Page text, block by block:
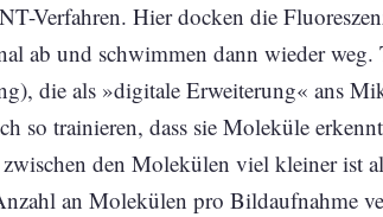
Verfahren. Hier docken die
ab und schwimmen dann wieder weg.
die als »digitale Erweiterung« ans
so trainieren, dass sie Moleküle
den Molekülen viel kleiner ist
an Molekülen pro Bildaufnahme